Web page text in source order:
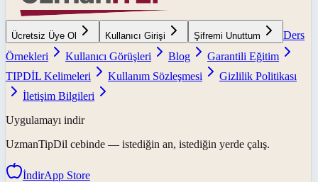
Ücretsiz Üye Ol Kullanıcı Girişi Şifremi Unuttum
Ders
Örnekleri
Kullanıcı Görüşleri Blog
Garantili Eğitim
TIPDİL Kelimeleri
Kullanım Sözleşmesi
Gizlilik Politikası
İletişim Bilgileri
Uygulamayı indir
UzmanTipDil cebinde — istediğin an, istediğin yerde çalış.
İndirApp Store